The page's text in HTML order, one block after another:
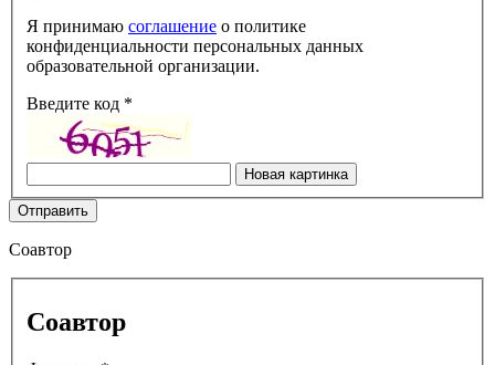
Я принимаю соглашение о политике
конфиденциальности персональных данных
образовательной организации.
Введите код *
Новая картинка
Отправить
Соавтор
Соавтор